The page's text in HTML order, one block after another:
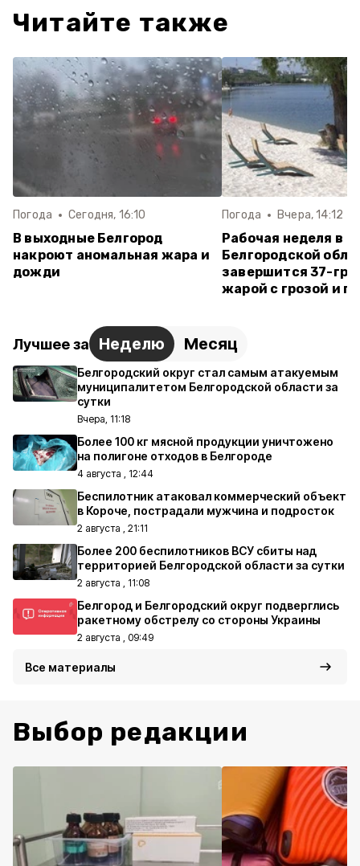
Читайте также
Погода Сегодня, 16:10
В выходные Белгород
накроют аномальная жара и
дожди
Погода Вчера, 14:12
Рабочая неделя в
Белгородской
завершится 37-
жарой с грозой и
Лучшее за Неделю Месяц
Белгородский округ стал самым атакуемым
муниципалитетом Белгородской области за
сутки
Вчера, 11:18
Более 100 кг мясной продукции уничтожено
на полигоне отходов в Белгороде
4 августа , 12:44
Беспилотник атаковал коммерческий объект
в Короче, пострадали мужчина и подросток
2 августа , 21:11
Более 200 беспилотников ВСУ сбиты над
территорией Белгородской области за сутки
2 августа , 11:08
Белгород и Белгородский округ подверглись
ракетному обстрелу со стороны Украины
2 августа , 09:49
Все материалы
Выбор редакции